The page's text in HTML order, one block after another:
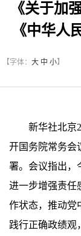
《关于加
《中华人
【字体： 大 中 小】
新华社北京
开国务院常务会
署。会议指出，
进一步增强责任
作状态，推动党
践行正确政绩观